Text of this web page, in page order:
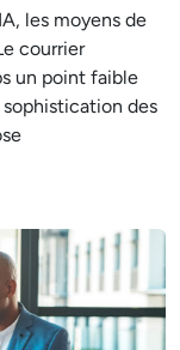
les moyens de
courrier
un point faible
des